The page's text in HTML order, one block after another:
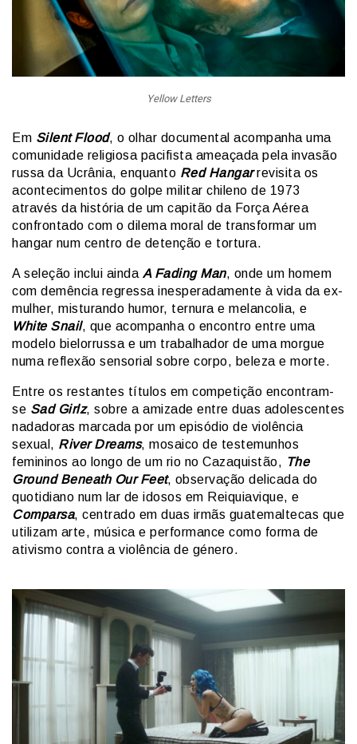
Yellow Letters
Em Silent Flood, o olhar documental acompanha uma
comunidade religiosa pacifista ameaçada pela invasão
russa da Ucrânia, enquanto Red Hangarrevisita os
acontecimentos do golpe militar chileno de 1973
através da história de um capitão da Força Aérea
confrontado com o dilema moral de transformar um
hangar num centro de detenção e tortura.
A seleção inclui ainda A Fading Man, onde um homem
com demência regressa inesperadamente à vida da ex-
mulher, misturando humor, ternura e melancolia, e
White Snail, que acompanha o encontro entre uma
modelo bielorrussa e um trabalhador de uma morgue
numa reflexão sensorial sobre corpo, beleza e morte.
Entre os restantes títulos em competição encontram-
se Sad Girlz, sobre a amizade entre duas adolescentes
nadadoras marcada por um episódio de violência
sexual, River Dreams, mosaico de testemunhos
femininos ao longo de um rio no Cazaquistão, The
Ground Beneath Our Feet, observação delicada do
quotidiano num lar de idosos em Reiquiavique, e
Comparsa, centrado em duas irmãs guatemaltecas que
utilizam arte, música e performance como forma de
ativismo contra a violência de género.